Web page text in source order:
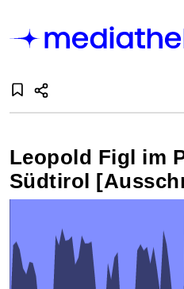
Leopold Figl im
Südtirol